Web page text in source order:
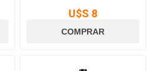
U$S 8